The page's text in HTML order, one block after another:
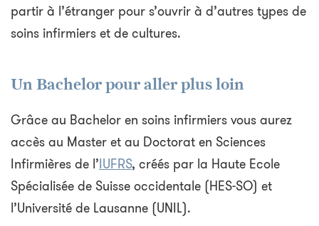
partir à l’étranger pour s’ouvrir à d’autres types de
soins infirmiers et de cultures.
Un Bachelor pour aller plus loin
Grâce au Bachelor en soins infirmiers vous aurez
accès au Master et au Doctorat en Sciences
Infirmières de l’IUFRS, créés par la Haute Ecole
Spécialisée de Suisse occidentale (HES-SO) et
l’Université de Lausanne (UNIL).